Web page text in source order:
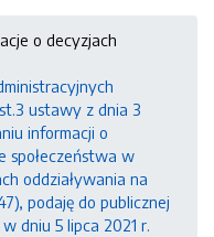
o decyzjach
ustawy z dnia 3
informacji o
społeczeństwa w
oddziaływania na
podaję do publicznej
dniu 5 lipca 2021 r.